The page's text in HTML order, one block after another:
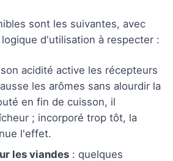
sont les suivantes, avec
d'utilisation à respecter :
acidité active les récepteurs
les arômes sans alourdir la
en fin de cuisson, il
; incorporé trop tôt, la
l'effet.
les viandes : quelques